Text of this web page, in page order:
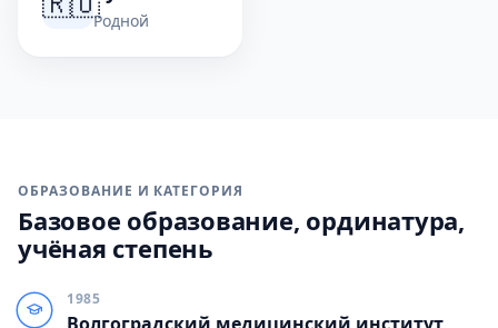
Родной
ОБРАЗОВАНИЕ И КАТЕГОРИЯ
Базовое образование, ординатура,
учёная степень
1985